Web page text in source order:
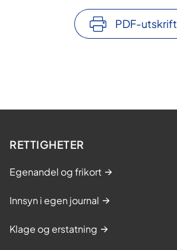
PDF-utskrift
RETTIGHETER
Egenandel og frikort
Innsyn i egen journal
Klage og erstatning